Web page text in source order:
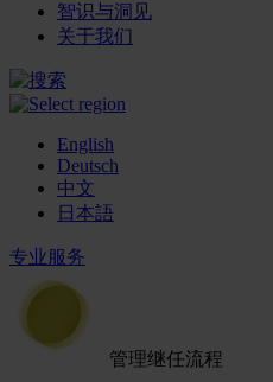
智识与洞见
关于我们
English
Deutsch
中文
日本語
专业服务
管理继任流程